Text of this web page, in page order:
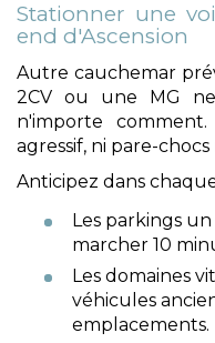
Stationner une
end d'Ascension
Autre cauchemar
2CV ou une MG
n'importe
agressif, ni pare-
Anticipez dans
Les parkings
marcher 10
Les domaines
véhicules
emplacements.